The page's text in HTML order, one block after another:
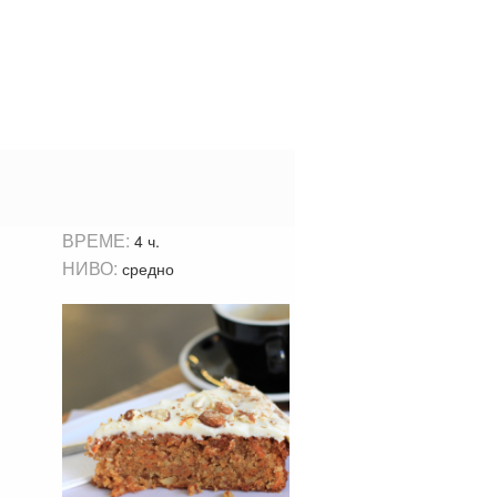
ВРЕМЕ: 4 ч.
НИВО: средно